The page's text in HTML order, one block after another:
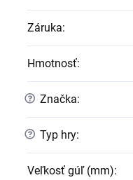
Záruka:
Hmotnosť:
? Značka:
? Typ hry:
Veľkosť gúľ (mm):